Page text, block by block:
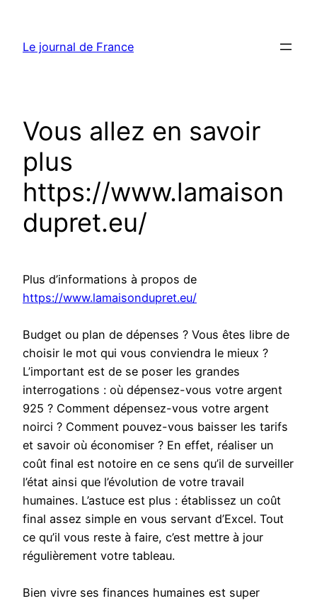
contenu
Le journal de France
Vous allez en savoir
plus
https://www.lamaison
dupret.eu/
Plus d’informations à propos de
https://www.lamaisondupret.eu/
Budget ou plan de dépenses ? Vous êtes libre de
choisir le mot qui vous conviendra le mieux ?
L’important est de se poser les grandes
interrogations : où dépensez-vous votre argent
925 ? Comment dépensez-vous votre argent
noirci ? Comment pouvez-vous baisser les tarifs
et savoir où économiser ? En effet, réaliser un
coût final est notoire en ce sens qu’il de surveiller
l’état ainsi que l’évolution de votre travail
humaines. L’astuce est plus : établissez un coût
final assez simple en vous servant d’Excel. Tout
ce qu’il vous reste à faire, c’est mettre à jour
régulièrement votre tableau.
Bien vivre ses finances humaines est super